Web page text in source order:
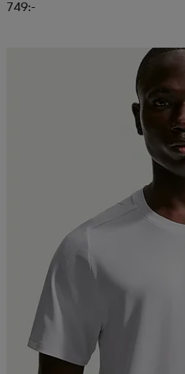
749:-